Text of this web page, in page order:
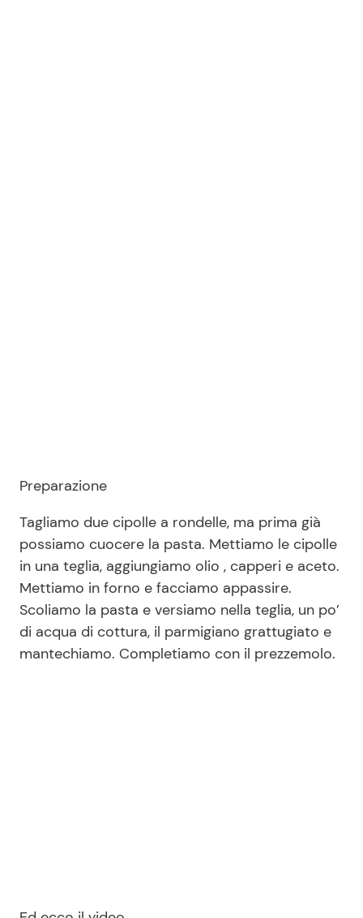
Preparazione
Tagliamo due cipolle a rondelle, ma prima già
possiamo cuocere la pasta. Mettiamo le cipolle
in una teglia, aggiungiamo olio , capperi e aceto.
Mettiamo in forno e facciamo appassire.
Scoliamo la pasta e versiamo nella teglia, un po’
di acqua di cottura, il parmigiano grattugiato e
mantechiamo. Completiamo con il prezzemolo.